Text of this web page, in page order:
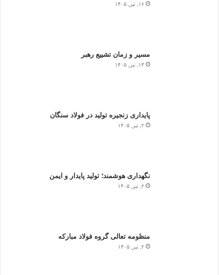
۱۶, تیر, ۱۴۰۵
مسیر و زمان تشییع رهبر
۱۳, تیر, ۱۴۰۵
پایداری زنجیره تولید در فولاد سنگان
۲, تیر, ۱۴۰۵
نگهداری هوشمند؛ تولید پایدار و ایمن
۲, تیر, ۱۴۰۵
منظومه تعالی گروه فولاد مبارکه
۲, تیر, ۱۴۰۵